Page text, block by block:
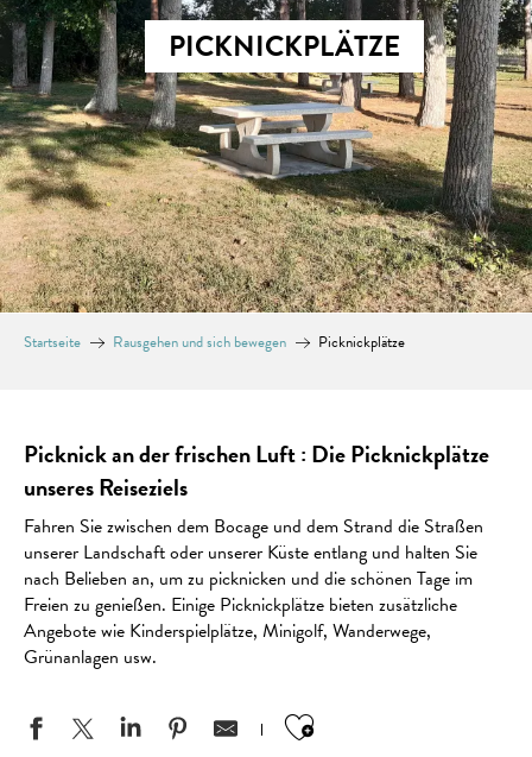
PICKNICKPLÄTZE
Startseite Rausgehen und sich bewegen Picknickplätze
Picknick an der frischen Luft : Die Picknickplätze
unseres Reiseziels
Fahren Sie zwischen dem Bocage und dem Strand die Straßen
unserer Landschaft oder unserer Küste entlang und halten Sie
nach Belieben an, um zu picknicken und die schönen Tage im
Freien zu genießen. Einige Picknickplätze bieten zusätzliche
Angebote wie Kinderspielplätze, Minigolf, Wanderwege,
Grünanlagen usw.
Ajouter aux